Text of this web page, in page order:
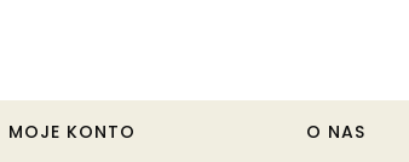
MOJE KONTO O NAS